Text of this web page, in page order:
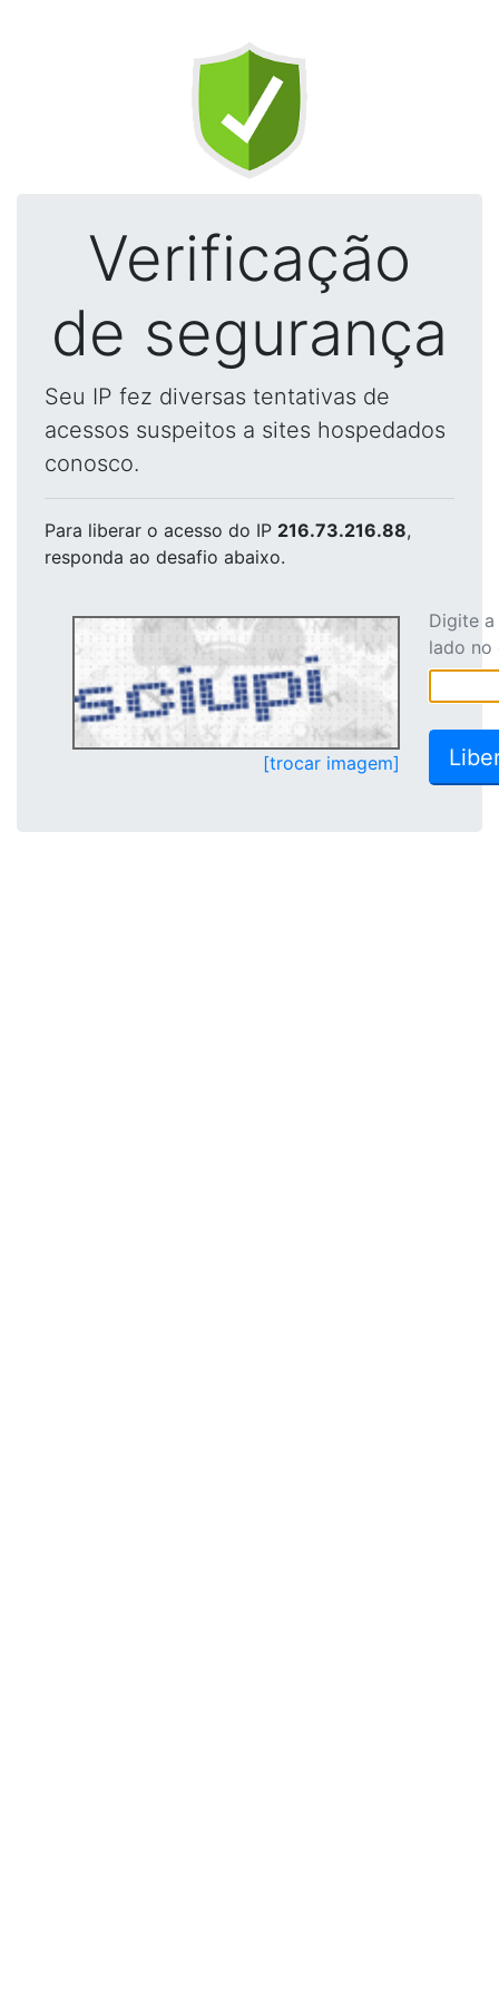
Verificação
de segurança
Seu IP fez diversas tentativas de
acessos suspeitos a sites hospedados
conosco.
Para liberar o acesso do IP 216.73.216.88,
responda ao desafio abaixo.
[trocar imagem]
Digite
lado no